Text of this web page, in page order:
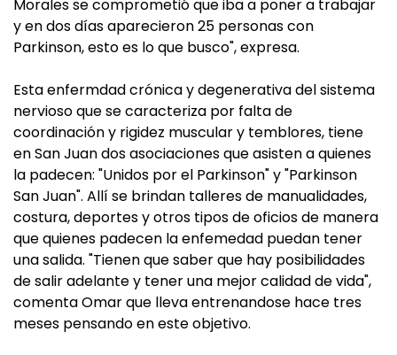
Morales se comprometió que iba a poner a trabajar
y en dos días aparecieron 25 personas con
Parkinson, esto es lo que busco", expresa.
Esta enfermdad crónica y degenerativa del sistema
nervioso que se caracteriza por falta de
coordinación y rigidez muscular y temblores, tiene
en San Juan dos asociaciones que asisten a quienes
la padecen: "Unidos por el Parkinson" y "Parkinson
San Juan". Allí se brindan talleres de manualidades,
costura, deportes y otros tipos de oficios de manera
que quienes padecen la enfemedad puedan tener
una salida. "Tienen que saber que hay posibilidades
de salir adelante y tener una mejor calidad de vida",
comenta Omar que lleva entrenandose hace tres
meses pensando en este objetivo.